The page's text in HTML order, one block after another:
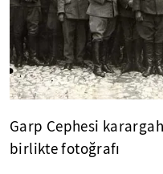
Garp Cephesi
birlikte fotoğrafı